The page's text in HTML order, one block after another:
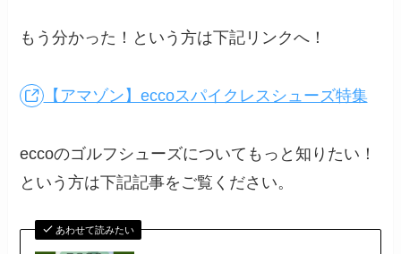
もう分かった！という方は下記リンクへ！
【アマゾン】eccoスパイクレスシューズ特集
eccoのゴルフシューズについてもっと知りたい！
という方は下記記事をご覧ください。
あわせて読みたい